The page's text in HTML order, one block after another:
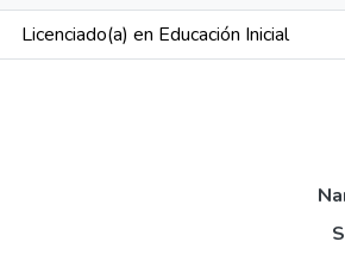
Licenciado(a) en Educación Inicial